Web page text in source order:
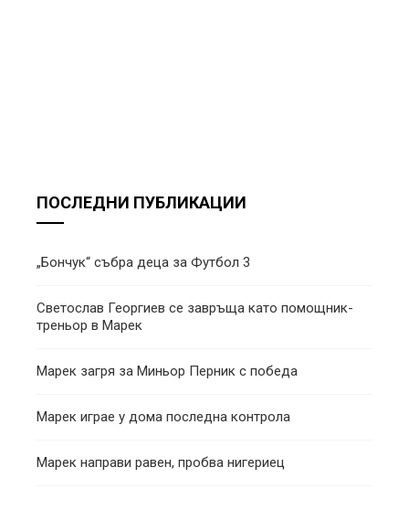
ПОСЛЕДНИ ПУБЛИКАЦИИ
„Бончук“ събра деца за Футбол 3
Светослав Георгиев се завръща като помощник-
треньор в Марек
Марек загря за Миньор Перник с победа
Марек играе у дома последна контрола
Марек направи равен, пробва нигериец